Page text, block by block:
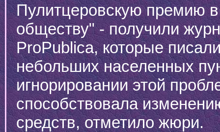
Пулитцеровскую премию
обществу" - получили
ProPublica, которые
небольших населенных
игнорировании этой
способствовала
средств, отметило жюри.